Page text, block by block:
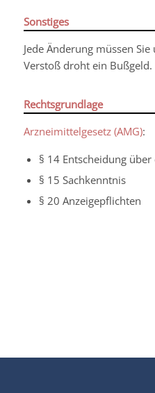
Sonstiges
Jede Änderung müssen Sie
Verstoß droht ein Bußgeld.
Rechtsgrundlage
Arzneimittelgesetz (AMG):
§ 14 Entscheidung
§ 15 Sachkenntnis
§ 20 Anzeigepflichten